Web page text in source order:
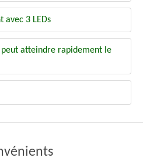
avec 3 LEDs
atteindre rapidement le